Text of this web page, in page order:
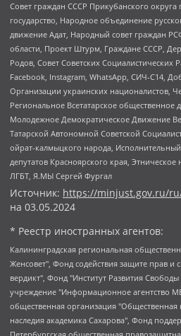
Совет граждан СССР Прикубанского округа
государство, Народное объединение
движение Адат, Народный совет граждан
области, Проект Штурм, Граждане СССР,
Родов, Совет Советских Социалистических
Facebook, Instagram, WhatsApp, СИЧ-С14,
Организации украинских националистов,
Региональное Всетатарское общественное
Молодежное Демократическое Движение
Татарской Автономной Советской
ойрат-калмыцкого народа,
депутатов Красноярского края,
ЛГБТ, Я.МЫ Сергей Фургал
Источник: https://minjust.gov.ru/
на 03.05.2024
* Реестр иностранных агентов:
Калининградская региональная общественная организация "Экозащита!-Женсовет", Фонд содействия защите прав и свобод граждан "Общественный вердикт", Фонд "Институт Развития Свободы Информации", Частное учреждение "Информационное агентство МЕМО. РУ", Региональная общественная организация "Общественная комиссия по сохранению наследия академика Сахарова", Фонд поддержки свободы прессы, Санкт-Петербургская общественная правозащитная организация "Гражданский контроль", Межрегиональная общественная организация "Информационно-просветительский центр "Мемориал", Региональный Фонд "Центр Защиты Прав Средств Массовой Информации", с 05.12.2023 Фонд "Центр Защиты Прав Средств массовой информации", Региональная общественная благотворительная организация помощи беженцам и мигрантам "Гражданское содействие", Негосударственное образовательное учреждение дополнительного профессионального образования (повышение квалификации) специалистов "АКАДЕМИЯ ПО ПРАВАМ ЧЕЛОВЕКА", Свердловская региональная общественная организация "Сутяжник", Автономная некоммерческая организация "Центр независимых социологических исследований", Союз общественных объединений "Российский исследовательский центр по правам человека", Региональное общественное учреждение научно-информационный центр "МЕМОРИАЛ", Некоммерческая организация "Фонд защиты гласности", Автономная некоммерческая организация "Институт прав человека", Городская общественная организация "Екатеринбургское общество "МЕМОРИАЛ", Городская общественная организация "Рязанское историко-просветительское и правозащитное общество "Мемориал" (Рязанский Мемориал), Челябинский региональный орган общественной самодеятельности – женское общественное объединение "Женщины Евразии", Челябинский региональный орган общественной самодеятельности "Уральская правозащитная группа", Фонд содействия защите здоровья и социальной справедливости имени Андрея Рылькова, Автономная Некоммерческая Организация "Аналитический Центр Юрия Левады", Автономная некоммерческая организация социальной поддержки населения "Проект Апрель", Региональная общественная организация помощи женщинам и детям, находящимся в кризисной ситуации "Информационно-методический центр "Анна", Фонд содействия развитию массовых коммуникаций и правовому просвещению "Так-так-Так", Фонд содействия устойчивому развитию "Серебряная тайга", Свердловский региональный общественный фонд социальных проектов "Новое время", "Idel.Реалии", Кавказ.Реалии, Крым.Реалии, Телеканал Настоящее Время, Татаро-башкирская служба Радио Свобода (Azatliq Radiosi), Радио Свободная Европа/Радио Свобода (PCE/PC), "Сибирь.Реалии", "Фактограф", Благотворительный фонд помощи осужденным и их семьям, Автономная некоммерческая организация "Институт глобализации и социальных движений", Фонд "В защиту прав заключенных", Частное учреждение "Центр поддержки и содействия развитию средств массовой информации", Пензенский региональный общественный благотворительный фонд "Гражданский союз", "Север.Реалии", Некоммерческая организация Фонд "Правовая инициатива", Общество с ограниченной ответственностью "Радио Свободная Европа/Радио Свобода", Чешское информационное агентство "MEDIUM-ORIENT", Красноярская региональная общественная организация "Мы против СПИДа", Камалягин Денис Николаевич, Маркелов Сергей Евгеньевич, Пономарев Лев Александрович, Савицкая Людмила Алексеевна, Автономная некоммерческая организация "Центр по работе с проблемой насилия "НАСИЛИЮ.НЕТ", Межрегиональный профессиональный союз работников здравоохранения "Альянс врачей", Юридическое лицо, зарегистрированное в Латвийской Республике, SIA "Medusa Project" (регистрационный номер 40103797863, дата регистрации 10.06.2014), Некоммерческая организация "Фонд по борьбе с коррупцией", Автономная некоммерческая организация "Институт права и публичной политики", Баданин Роман Сергеевич, Гликин Максим Александрович, Железнова Мария Михайловна, Лукьянова Юлия Сергеевна, Маетная Елизавета Витальевна, Маняхин Петр Борисович, Чуракова Ольга Владимировна, Ярош Юлия Петровна, Юридическое лицо "The Insider SIA", зарегистрированное в Риге, Латвийская Республика (дата регистрации 26.06.2015), являющееся администратором доменного имени интернет-издания "The Insider SIA", https://theins.ru, Постернак Алексей Евгеньевич, Рубин Михаил Аркадьевич, Анин Роман Александрович, Юридическое лицо Istories fonds, зарегистрированное в Латвийской Республике (регистрационный номер 50008295751, дата регистрации 24.02.2020), Великовский Дмитрий Александрович, Долинина Ирина Николаевна, Мароховская Алеся Алексеевна, Шлейнов Роман Юрьевич, Шмагун Олеся Валентиновна, Общество с ограниченной ответственностью "Альтаир 2021", Общество с ограниченной ответственностью "Вега 2021", Общество с ограниченной ответственностью "Главный редактор 2021", Общество с ограниченной ответственностью "Ромашки монолит", Важенков Артем Валерьевич, Ивановская областная общественная организация "Центр гендерных исследований", Гурман Юрий Альбертович, Медиапроект "ОВД-Инфо", Егоров Владимир Владимирович, Жилинский Владимир Александрович, Общество с ограниченной ответственностью "ЗП", Иванова София Юрьевна, Карезина Инна Павловна, Кильтау Екатерина Викторовна, Петров Алексей Викторович, Пискунов Сергей Евгеньевич, Смирнов Сергей Сергеевич, Тихонов Михаил Сергеевич, Общество с ограниченной ответственностью "ЖУРНАЛИСТ-ИНОСТРАННЫЙ АГЕНТ", Арапова Галина Юрьевна, Вольтская Татьяна Анатольевна, Американская компания "Mason G.E.S. Anonymous Foundation" (США), являющаяся владельцем интернет-издания https://mnews.world/, Компания "Stichting Bellingcat", зарегистрированная в Нидерландах (дата регистрации 11.07.2018), Захаров Андрей Вячеславович, Клепиковская Екатерина Дмитриевна, Общество с ограниченной ответственностью "МЕМО", Перл Роман Александрович, Симонов Евгений Алексеевич, Соловьева Елена Анатольевна, Сотников Даниил Владимирович, Сурначева Елизавета Дмитриевна, Автономная некоммерческая организация